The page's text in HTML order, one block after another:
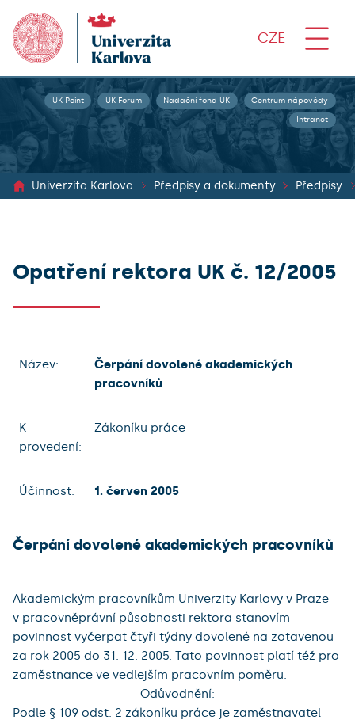
CZE
UK Point UK Forum Nadační fond UK Centrum nápovědy
Intranet
Univerzita Karlova Předpisy a dokumenty Předpisy
Opatření rektora UK č. 12/2005
Název:
Čerpání dovolené akademických
pracovníků
K
provedení:
Zákoníku práce
Účinnost: 1. červen 2005
Čerpání dovolené akademických pracovníků
Akademickým pracovníkům Univerzity Karlovy v Praze
v pracovněprávní působnosti rektora stanovím
povinnost vyčerpat čtyři týdny dovolené na zotavenou
za rok 2005 do 31. 12. 2005. Tato povinnost platí též pro
zaměstnance ve vedlejším pracovním poměru.
Odůvodnění:
Podle § 109 odst. 2 zákoníku práce je zaměstnavatel